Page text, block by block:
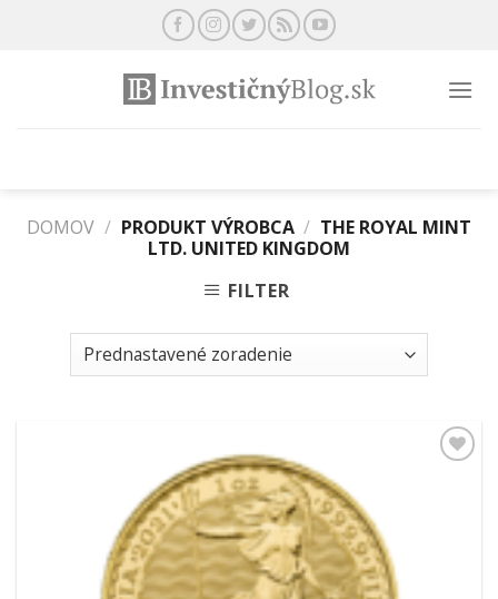
DOMOV / PRODUKT VÝROBCA / THE ROYAL MINT
LTD. UNITED KINGDOM
FILTER